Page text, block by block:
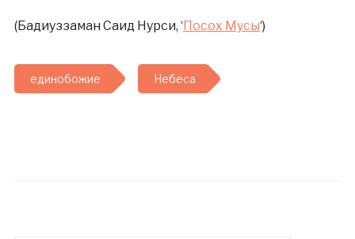
(Бадиуззаман Саид Нурси, ‘Посох Мусы‘)
единобожие Небеса